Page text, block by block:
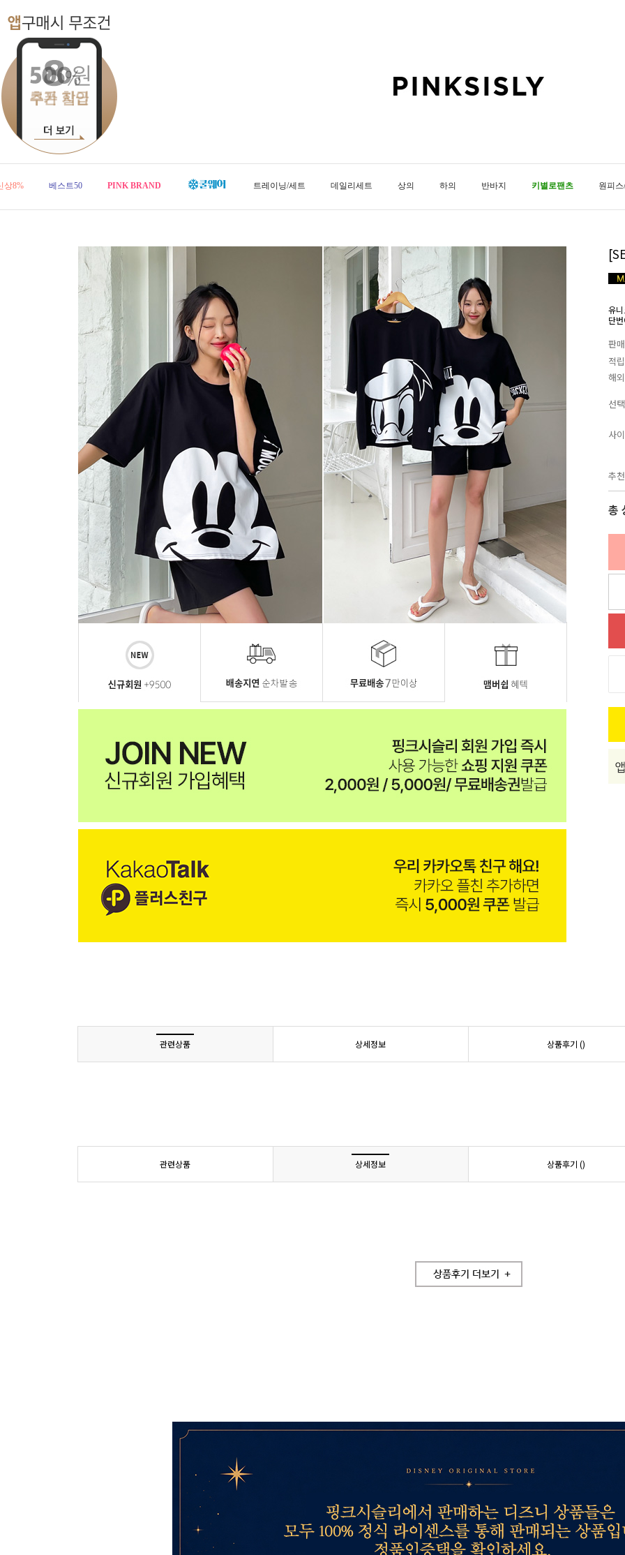
상8% 베스트50 PINK BRAND 트레이닝/세트 데일리세트 상의 하의 반바지 키별로팬츠 원피
유
단
판
적
해
선택
사
추
총
관련상품 상세정보 상품후기 ()
관련상품 상세정보 상품후기 ()